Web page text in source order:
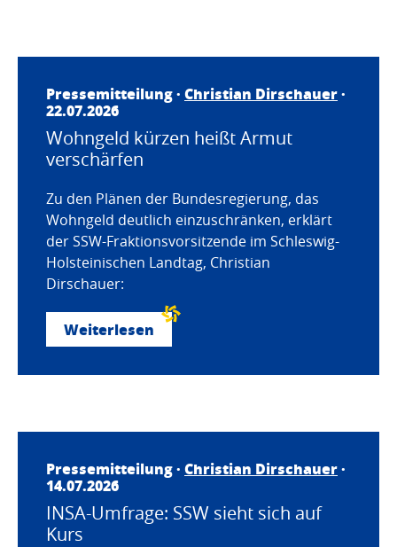
Pressemitteilung · Christian Dirschauer·
22.07.2026
Wohngeld kürzen heißt Armut
verschärfen
Zu den Plänen der Bundesregierung, das
Wohngeld deutlich einzuschränken, erklärt
der SSW-Fraktionsvorsitzende im Schleswig-
Holsteinischen Landtag, Christian
Dirschauer:
Weiterlesen
Pressemitteilung · Christian Dirschauer·
14.07.2026
INSA-Umfrage: SSW sieht sich auf
Kurs